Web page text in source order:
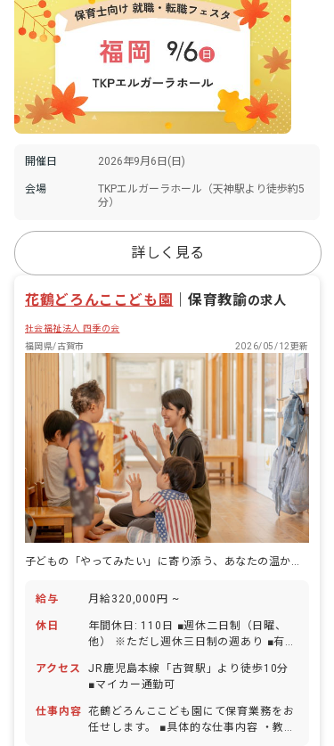
開催日 2026年9月6日(日)
会場
TKPエルガーラホール（天神駅より徒歩約5
分）
詳しく見る
花鶴どろんここども園 ｜保育教諭の求人
社会福祉法人 四季の会
福岡県/古賀市
2026/05/12更新
子どもの「やってみたい」に寄り添う、あなたの温かな手助けが未来を育む◎
給与 月給320,000円 ~
休日
年間休日: 110日 ■週休二日制（日曜、
他） ※ただし週休三日制の週あり ■有給
での取得可／5日以上の連休相談OK） ■
育児休暇（取得率100％・復帰率90％）
※子どもの看護休暇あり＜5日間まで＞
アクセス
JR鹿児島本線「古賀駅」より徒歩10分
■マイカー通勤可
仕事内容 花鶴どろんここども園にて保育業務をお
任せします。 ■具体的な仕事内容 ・教